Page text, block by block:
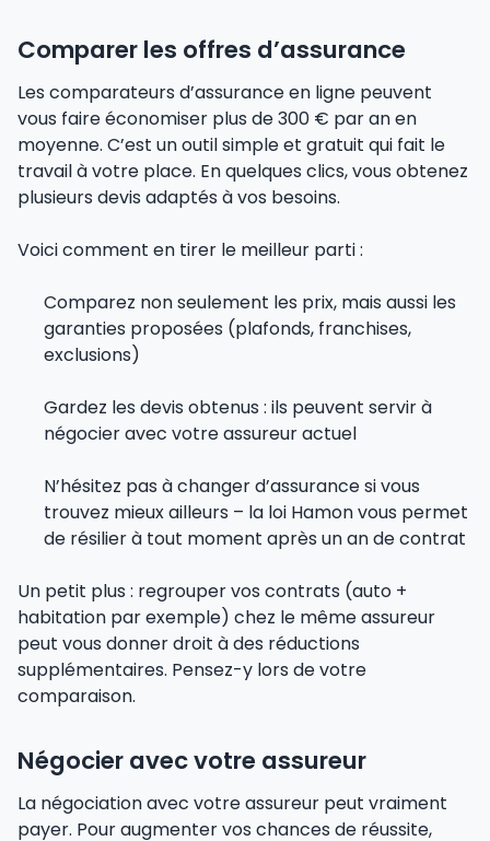
Comparer les offres d’assurance
Les comparateurs d’assurance en ligne peuvent
vous faire économiser plus de 300 € par an en
moyenne. C’est un outil simple et gratuit qui fait le
travail à votre place. En quelques clics, vous obtenez
plusieurs devis adaptés à vos besoins.
Voici comment en tirer le meilleur parti :
Comparez non seulement les prix, mais aussi les
garanties proposées (plafonds, franchises,
exclusions)
Gardez les devis obtenus : ils peuvent servir à
négocier avec votre assureur actuel
N’hésitez pas à changer d’assurance si vous
trouvez mieux ailleurs – la loi Hamon vous permet
de résilier à tout moment après un an de contrat
Un petit plus : regrouper vos contrats (auto +
habitation par exemple) chez le même assureur
peut vous donner droit à des réductions
supplémentaires. Pensez-y lors de votre
comparaison.
Négocier avec votre assureur
La négociation avec votre assureur peut vraiment
payer. Pour augmenter vos chances de réussite,